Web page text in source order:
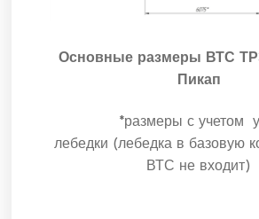
Основные размеры ВТС
Пикап
*размеры с учетом
лебедки (лебедка в базовую
ВТС не входит)